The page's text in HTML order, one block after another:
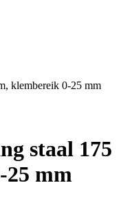
klembereik 0-25 mm
staal 175
25 mm